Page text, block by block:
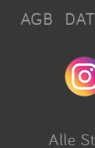
AGB
Alle